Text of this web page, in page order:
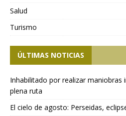
Salud
Turismo
ÚLTIMAS NOTICIAS
Inhabilitado por realizar
plena ruta
El cielo de agosto: Perseidas,